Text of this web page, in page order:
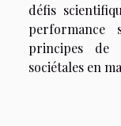
défis
principes de
sociétales en